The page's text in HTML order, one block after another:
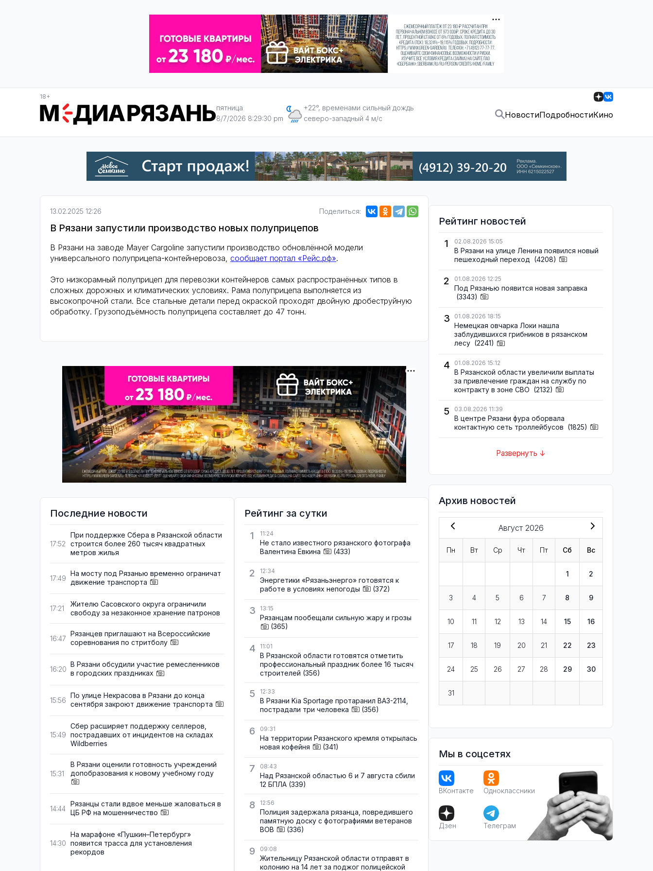
18+
пятница
8/7/2026 8:29:31 pm
+22°, временами сильный дождь
северо-западный 4 м/с
НовостиПодробностиКино
13.02.2025 12:26 Поделиться:
В Рязани запустили производство новых полуприцепов
В Рязани на заводе Mayer Cargoline запустили производство обновлённой модели
универсального полуприцепа-контейнеровоза, сообщает портал «Рейс.рф».
Это низкорамный полуприцеп для перевозки контейнеров самых распространённых типов в
сложных дорожных и климатических условиях. Рама полуприцепа выполняется из
высокопрочной стали. Все стальные детали перед окраской проходят двойную дробеструйную
обработку. Грузоподъёмность полуприцепа составляет до 47 тонн.
Последние новости
17:52
При поддержке Сбера в Рязанской области
строится более 260 тысяч квадратных
метров жилья
17:49
На мосту под Рязанью временно ограничат
движение транспорта
17:21
Жителю Сасовского округа ограничили
свободу за незаконное хранение патронов
16:47
Рязанцев приглашают на Всероссийские
соревнования по стритболу
16:20
В Рязани обсудили участие ремесленников
в городских праздниках
15:56
По улице Некрасова в Рязани до конца
сентября закроют движение транспорта
15:49
Сбер расширяет поддержку селлеров,
пострадавших от инцидентов на складах
Wildberries
15:31
В Рязани оценили готовность учреждений
допобразования к новому учебному году
14:44
Рязанцы стали вдвое меньше жаловаться в
ЦБ РФ на мошенничество
14:30
На марафоне «Пушкин–Петербург»
появится трасса для установления
рекордов
Рейтинг за сутки
1
11:24
Не стало известного рязанского фотографа
Валентина Евкина
(433)
2 12:34
Энергетики «Рязаньэнерго» готовятся к
работе в условиях непогоды
(372)
3 13:15
Рязанцам пообещали сильную жару и грозы
(365)
4 11:01
В Рязанской области готовятся отметить
профессиональный праздник более 16 тысяч
строителей (356)
5 12:33
В Рязани Kia Sportage протаранил ВАЗ-2114,
пострадали три человека
(356)
6 09:31
На территории Рязанского кремля открылась
новая кофейня
(341)
7 08:43
Над Рязанской областью 6 и 7 августа сбили
12 БПЛА (339)
8 12:56
Полиция задержала рязанца, повредившего
памятную доску с фотографиями ветеранов
ВОВ
(336)
9 09:08
Жительницу Рязанской области отправят в
колонию на 14 лет за поджог полицейской
Рейтинг новостей
1
02.08.2026 15:05
В Рязани на улице Ленина появился новый
пешеходный переход (4208)
2 01.08.2026 12:25
Под Рязанью появится новая заправка
(3343)
3 01.08.2026 18:15
Немецкая овчарка Локи нашла
заблудившихся грибников в рязанском
лесу (2241)
4 01.08.2026 15:12
В Рязанской области увеличили выплаты
за привлечение граждан на службу по
контракту в зоне СВО (2132)
5 03.08.2026 11:39
В центре Рязани фура оборвала
контактную сеть троллейбусов (1825)
Развернуть ↓
Архив новостей
Август 2026
Пн Вт Ср Чт Пт Сб Вс
1 2
3 4 5 6 7 8 9
10 11 12 13 14 15 16
17 18 19 20 21 22 23
24 25 26 27 28 29 30
31
Мы в соцсетях
ВКонтакте Одноклассники
Дзен Телеграм